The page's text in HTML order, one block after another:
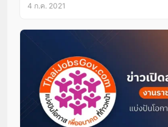
4 ก.ค. 2021